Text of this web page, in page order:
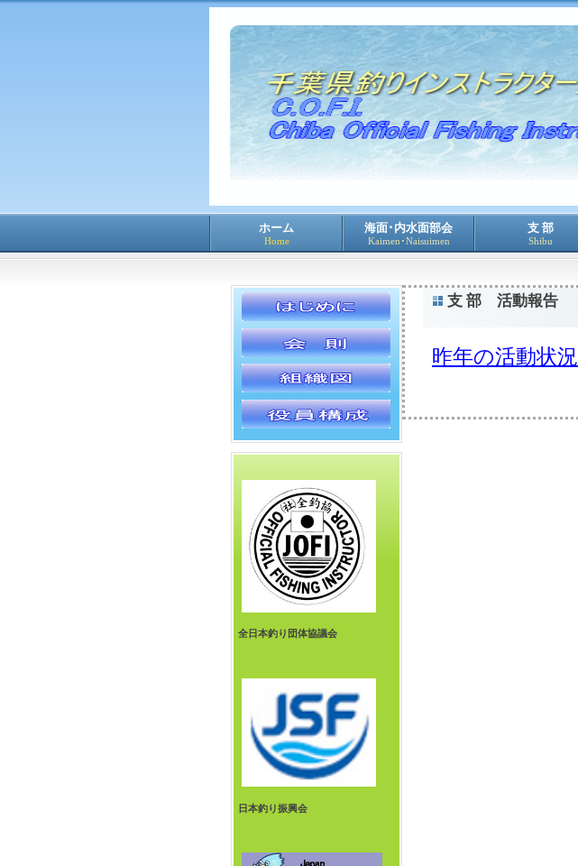
ホーム
Home
海面･内水面部会
Kaimen･Naisuimen
支 部
Shibu
支 部 活動報告
昨年の活動状況
全日本釣り団体協議会
日本釣り振興会